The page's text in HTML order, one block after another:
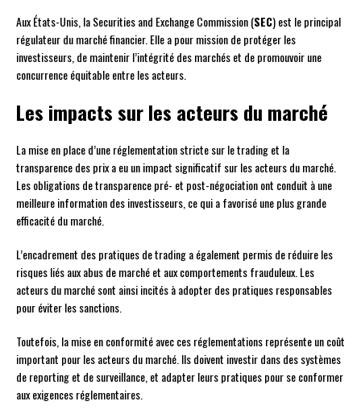
Aux États-Unis, la Securities and Exchange Commission (SEC) est le principal
régulateur du marché financier. Elle a pour mission de protéger les
investisseurs, de maintenir l’intégrité des marchés et de promouvoir une
concurrence équitable entre les acteurs.
Les impacts sur les acteurs du marché
La mise en place d’une réglementation stricte sur le trading et la
transparence des prix a eu un impact significatif sur les acteurs du marché.
Les obligations de transparence pré- et post-négociation ont conduit à une
meilleure information des investisseurs, ce qui a favorisé une plus grande
efficacité du marché.
L’encadrement des pratiques de trading a également permis de réduire les
risques liés aux abus de marché et aux comportements frauduleux. Les
acteurs du marché sont ainsi incités à adopter des pratiques responsables
pour éviter les sanctions.
Toutefois, la mise en conformité avec ces réglementations représente un coût
important pour les acteurs du marché. Ils doivent investir dans des systèmes
de reporting et de surveillance, et adapter leurs pratiques pour se conformer
aux exigences réglementaires.